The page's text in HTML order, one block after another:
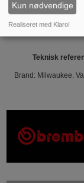
Levering:Leveres
Der følger ingen
Teknisk
Brand: Milwaukee.
Kun nødvendige
Realiseret med Klaro!